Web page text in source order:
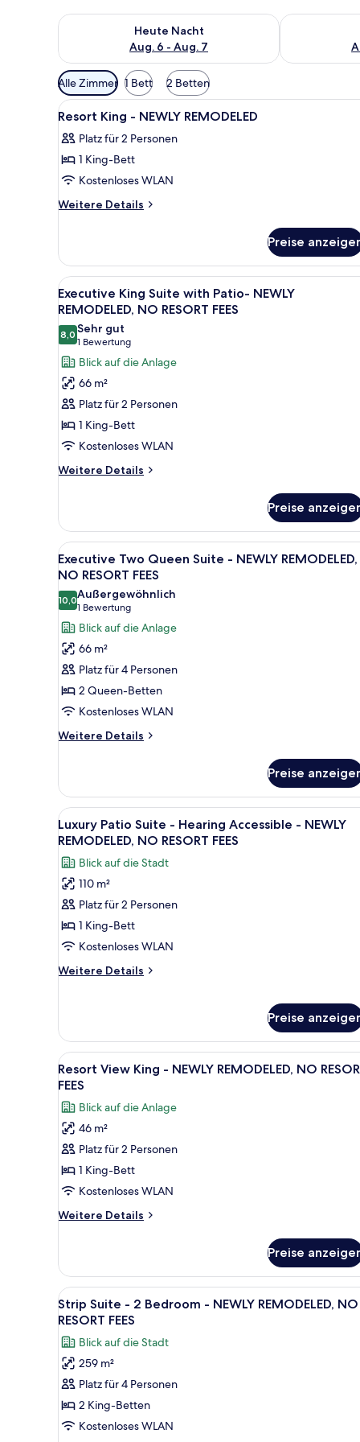
Heute Nacht
Aug. 6 - Aug. 7
Überprüfe die Verfügbarkeit für heute Nacht, Aug. 6
Überprüfe
Verfügbare
Filter
für
Alle Zimmer 1 Bett 2 Betten
Alle
Fotos
für
Resort
King
-
anzeigen
Hochwertige Bettwaren,
8
Resort King - NEWLY REMODELED
Platz für 2 Personen
1 King-Bett
Kostenloses WLAN
Weitere Details
Weitere
King
NEWLY
REMODELED
Preise
Alle
Fotos
für
Executive
King
Suite
with
Patio-
NEWLY
REMODELED,
NO
anzeigen
Ein Hotelzimmer mit Bett,
8
Executive King Suite with Patio- NEWLY
REMODELED, NO RESORT FEES
8,08,0 von 10
Sehr gut
1 Bewertung
(1
Bewertung)
Blick auf die Anlage
66 m²
Platz für 2 Personen
1 King-Bett
Kostenloses WLAN
Weitere Details
Weitere
King
Suite
with
Patio-
REMODELED,
NO
RESORT
FEES
Preise
Alle
Fotos
für
Executive
Two
Queen
Suite
-
NEWLY
REMODELED,
NO
anzeigen
Ein Hotelzimmer mit einem
8
Executive Two Queen Suite - NEWLY REMODELED,
NO RESORT FEES
10,010,0 von 10
Außergewöhnlich
1 Bewertung
(1
Bewertung)
Blick auf die Anlage
66 m²
Platz für 4 Personen
2 Queen-Betten
Kostenloses WLAN
Weitere Details
Weitere
Two
Queen
Suite
-
REMODELED,
NO
RESORT
FEES
Preise
Alle
Fotos
für
Luxury
Patio
Suite
-
Hearing
Accessible
-
NO
RESORT
FEES
anzeigen
Ein Hotelzimmer mit Bett,
13
Luxury Patio Suite - Hearing Accessible - NEWLY
REMODELED, NO RESORT FEES
Blick auf die Stadt
110 m²
Platz für 2 Personen
1 King-Bett
Kostenloses WLAN
Weitere Details
Weitere
Suite
-
Hearing
Accessible
-
NEWLY
REMODELED,
NO
RESORT
FEES
Preise
Alle
Fotos
für
Resort
View
King
-
NEWLY
REMODELED,
NO
FEES
anzeigen
Ein Hotelzimmer mit einem
9
Resort View King - NEWLY REMODELED, NO
FEES
Blick auf die Anlage
46 m²
Platz für 2 Personen
1 King-Bett
Kostenloses WLAN
Weitere Details
Weitere
View
King
-
NEWLY
NO
RESORT
FEES
Preise
Alle
Fotos
für
Strip
Suite
-
2
Bedroom
Ein geräumiges
17
Strip Suite - 2 Bedroom - NEWLY REMODELED, NO
RESORT FEES
Blick auf die Stadt
259 m²
Platz für 4 Personen
2 King-Betten
Kostenloses WLAN